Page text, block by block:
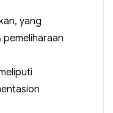
yang